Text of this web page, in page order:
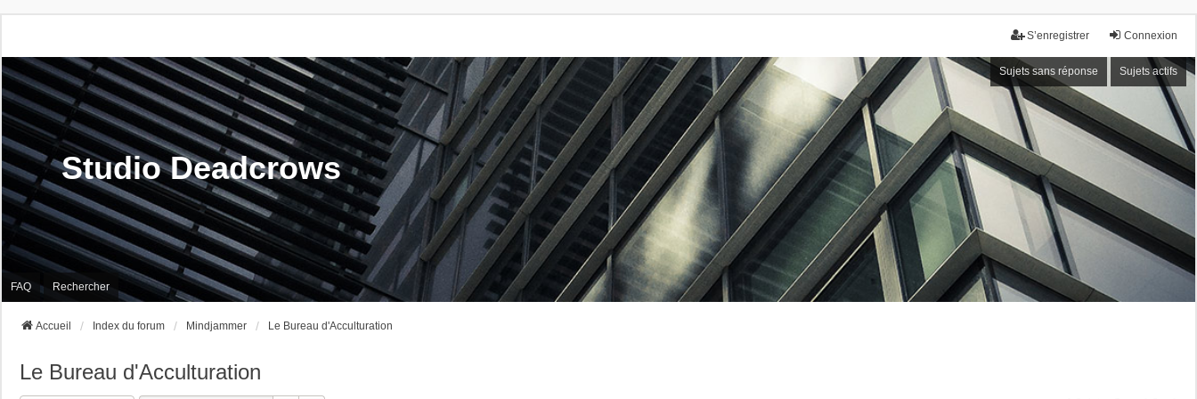
Connexion
S’enregistrer
Sujets sans réponse Sujets actifs
Studio Deadcrows
FAQ Rechercher
Accueil Index du forum Mindjammer Le Bureau d'Acculturation
Le Bureau d'Acculturation